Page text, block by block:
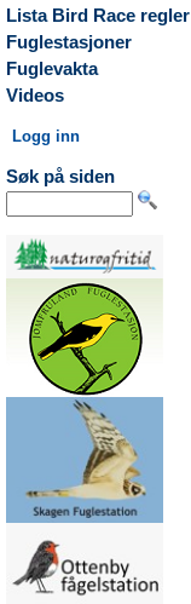
Lista Bird Race regler
Fuglestasjoner
Fuglevakta
Videos
Logg inn
Søk på siden